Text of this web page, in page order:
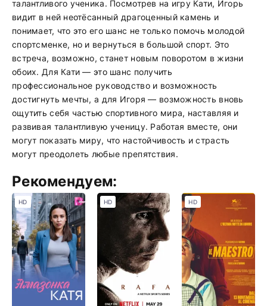
талантливого ученика. Посмотрев на игру Кати, Игорь
видит в ней неотёсанный драгоценный камень и
понимает, что это его шанс не только помочь молодой
спортсменке, но и вернуться в большой спорт. Это
встреча, возможно, станет новым поворотом в жизни
обоих. Для Кати — это шанс получить
профессиональное руководство и возможность
достигнуть мечты, а для Игоря — возможность вновь
ощутить себя частью спортивного мира, наставляя и
развивая талантливую ученицу. Работая вместе, они
могут показать миру, что настойчивость и страсть
могут преодолеть любые препятствия.
Рекомендуем:
HD HD HD